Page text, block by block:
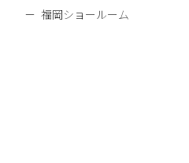
福岡ショールーム